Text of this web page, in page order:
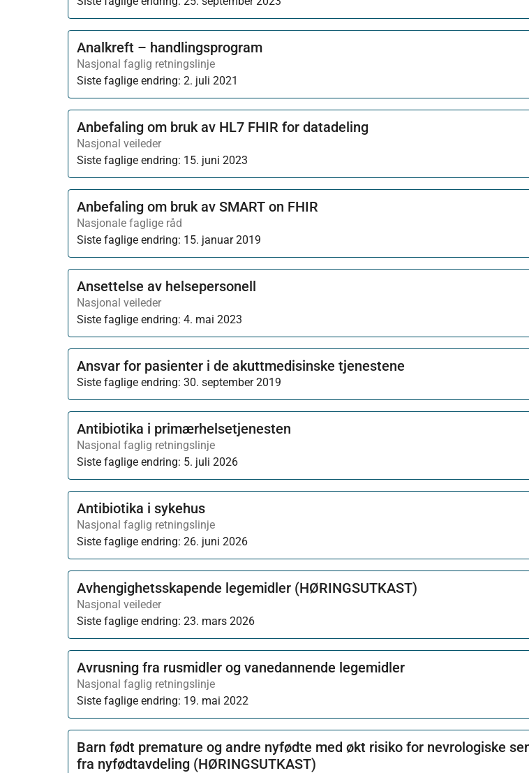
Analkreft – handlingsprogram
Nasjonal faglig retningslinje
Siste faglige endring: 2. juli 2021
Anbefaling om bruk av HL7 FHIR for datadeling
Nasjonal veileder
Siste faglige endring: 15. juni 2023
Anbefaling om bruk av SMART on FHIR
Nasjonale faglige råd
Siste faglige endring: 15. januar 2019
Ansettelse av helsepersonell
Nasjonal veileder
Siste faglige endring: 4. mai 2023
Ansvar for pasienter i de akuttmedisinske tjenestene
Siste faglige endring: 30. september 2019
Antibiotika i primærhelsetjenesten
Nasjonal faglig retningslinje
Siste faglige endring: 5. juli 2026
Antibiotika i sykehus
Nasjonal faglig retningslinje
Siste faglige endring: 26. juni 2026
Avhengighetsskapende legemidler (HØRINGSUTKAST)
Nasjonal veileder
Siste faglige endring: 23. mars 2026
Avrusning fra rusmidler og vanedannende legemidler
Nasjonal faglig retningslinje
Siste faglige endring: 19. mai 2022
Barn født premature og andre nyfødte med økt risiko for nevrologiske
fra nyfødtavdeling (HØRINGSUTKAST)